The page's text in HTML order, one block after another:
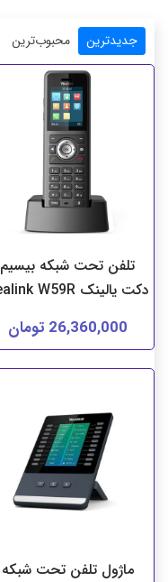
جدیدترین محبوب‌ترین
تلفن تحت شبکه بیسیم
دکت یالینک Yealink W59R
26,360,000 تومان
ماژول تلفن تحت شبکه